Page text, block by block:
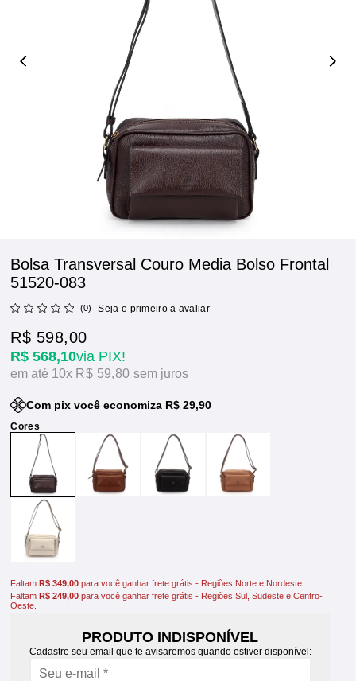
Bolsa Transversal Couro Media Bolso Frontal
51520-083
(0) Seja o primeiro a avaliar
R$ 568,10via PIX!
R$ 598,00
10x R$ 59,80sem juros
Com pix você economiza R$ 29,90
FaltamR$ 349,00 para você ganhar frete grátis - Regiões Norte e Nordeste.
FaltamR$ 249,00 para você ganhar frete grátis - Regiões Sul, Sudeste e Centro-
Oeste.
PRODUTO INDISPONÍVEL
Cadastre seu email que te avisaremos quando estiver disponível: